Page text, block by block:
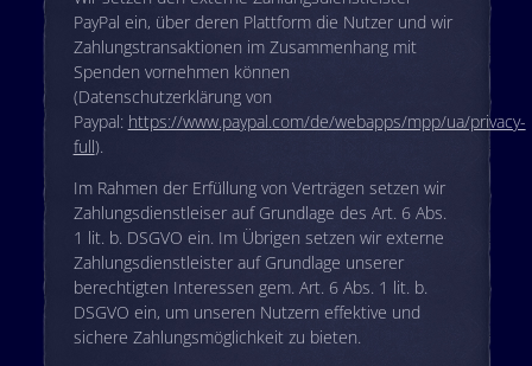
PayPal ein, über deren Plattform die Nutzer und wir
Zahlungstransaktionen im Zusammenhang mit
Spenden vornehmen können
(Datenschutzerklärung von
Paypal: https://www.paypal.com/de/webapps/mpp/ua/privacy-
full).
Im Rahmen der Erfüllung von Verträgen setzen wir
Zahlungsdienstleiser auf Grundlage des Art. 6 Abs.
1 lit. b. DSGVO ein. Im Übrigen setzen wir externe
Zahlungsdienstleister auf Grundlage unserer
berechtigten Interessen gem. Art. 6 Abs. 1 lit. b.
DSGVO ein, um unseren Nutzern effektive und
sichere Zahlungsmöglichkeit zu bieten.